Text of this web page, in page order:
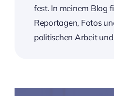
fest. In meinem Blog
Reportagen, Fotos
politischen Arbeit